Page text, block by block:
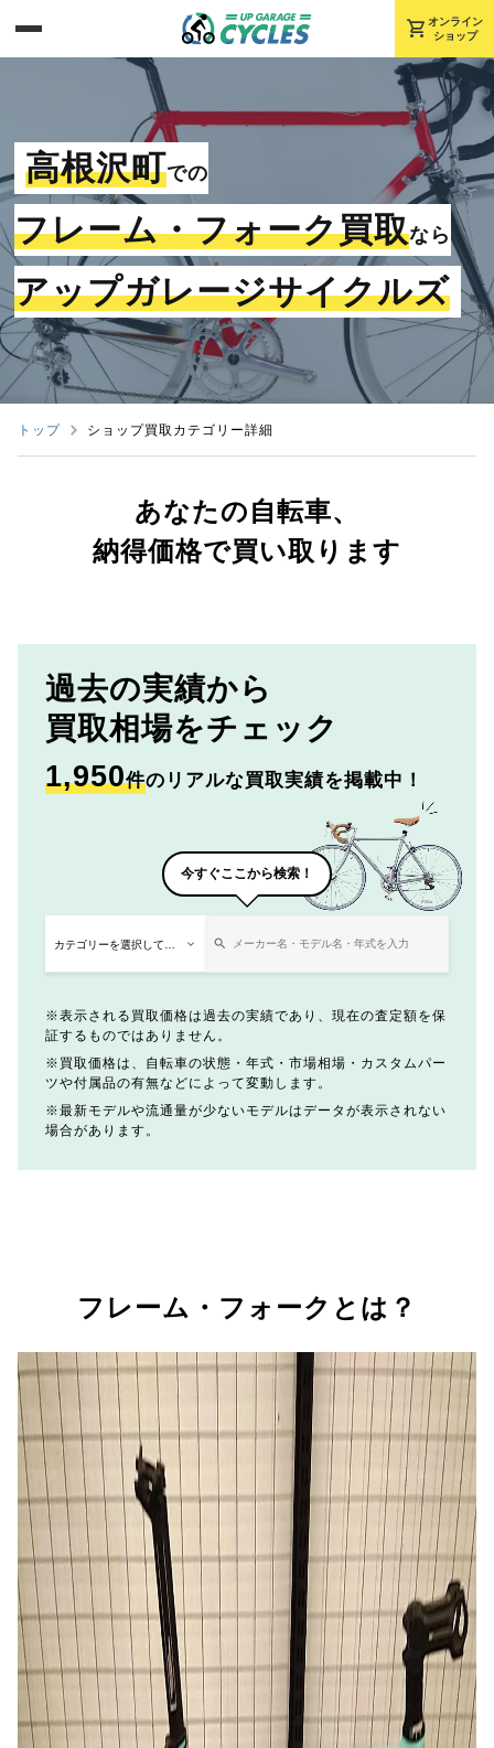
shopping_cart オンライン
ショップ
高根沢町での
フレーム・フォーク買取なら
アップガレージサイクルズ
トップ ショップ買取カテゴリー詳細
あなたの自転車、
納得価格で買い取ります
過去の実績から
買取相場をチェック
1,950件のリアルな買取実績を掲載中！
今すぐここから検索！
表示される買取価格は過去の実績であり、現在の査定額を保
証するものではありません。
買取価格は、自転車の状態・年式・市場相場・カスタムパー
ツや付属品の有無などによって変動します。
最新モデルや流通量が少ないモデルはデータが表示されない
場合があります。
フレーム・フォークとは？